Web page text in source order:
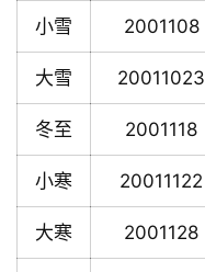
小雪 2001108
大雪 20011023
冬至 2001118
小寒 20011122
大寒 2001128